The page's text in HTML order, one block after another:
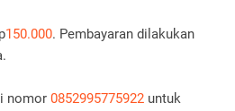
150.000. Pembayaran dilakukan
nomor 0852995775922 untuk